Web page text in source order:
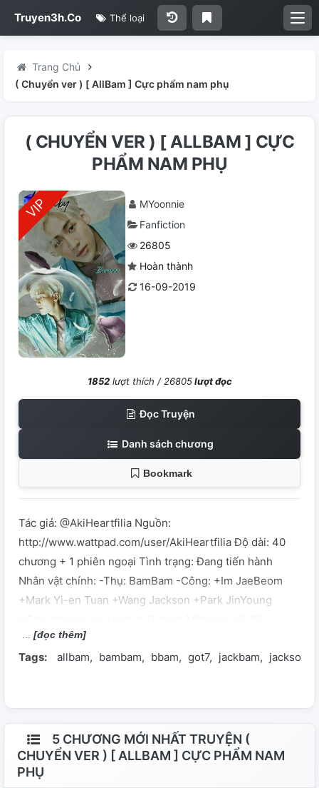
Truyen3h.Co Thể loại
Trang Chủ
( Chuyển ver ) [ AllBam ] Cực phẩm nam phụ
( CHUYỂN VER ) [ ALLBAM ] CỰC
PHẨM NAM PHỤ
MYoonnie
Fanfiction
26805
Hoàn thành
16-09-2019
1852lượt thích /26805lượt đọc
Đọc Truyện
Danh sách chương
Bookmark
Tác giả: @AkiHeartfilia Nguồn:
http://www.wattpad.com/user/AkiHeartfilia Độ dài: 40
chương + 1 phiên ngoại Tình trạng: Đang tiến hành
Nhân vật chính: -Thụ: BamBam -Công: +Im JaeBeom
+Mark Yi-en Tuan +Wang Jackson +Park JinYoung
BamBam tên là, Kunpimook Bhuwakul và tên giống là do
giống biệt danh nhé . Chuyển ver đã có sự cho phép
[đọc thêm]
Tags: allbam bambam bbam got7 jackbam jackson
5 CHƯƠNG MỚI NHẤT TRUYỆN (
CHUYỂN VER ) [ ALLBAM ] CỰC PHẨM NAM
PHỤ